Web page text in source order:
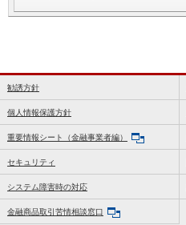
勧誘方針
個人情報保護方針
重要情報シート（金融事業者編）
セキュリティ
システム障害時の対応
金融商品取引苦情相談窓口